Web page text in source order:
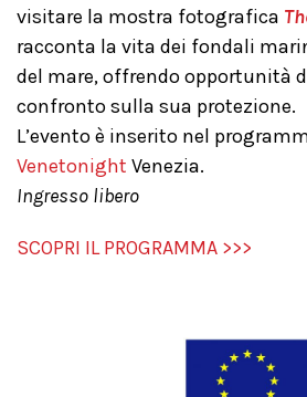
visitare la mostra fotografica
racconta la vita dei fondali
del mare, offrendo opportunità
confronto sulla sua protezione.
L’evento è inserito nel
Venetonight Venezia.
Ingresso libero
SCOPRI IL PROGRAMMA >>>